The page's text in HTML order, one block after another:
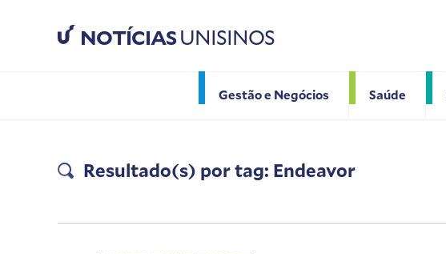
NOTÍCIASUNISINOS
Gestão e Negócios Saúde
Resultado(s) por tag: Endeavor